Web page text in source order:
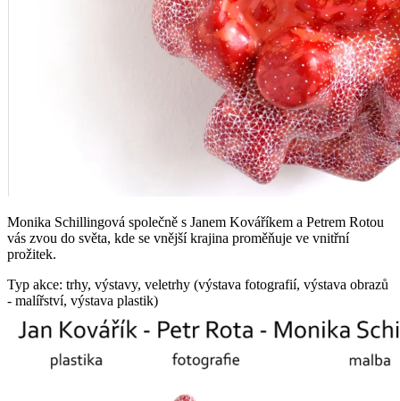
Monika Schillingová společně s Janem Kováříkem a Petrem Rotou
vás zvou do světa, kde se vnější krajina proměňuje ve vnitřní
prožitek.
Typ akce: trhy, výstavy, veletrhy (výstava fotografií, výstava obrazů
- malířství, výstava plastik)